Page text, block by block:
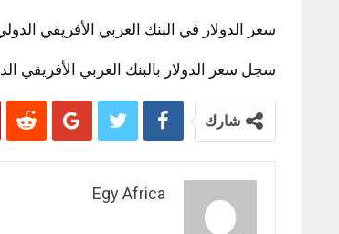
سعر الدولار في البنك العربي الأفريقي
سجل سعر الدولار بالبنك العربي الأفريقي الدولي 51,97 جنيه للشراء، 52,07
شارك
Egy Africa